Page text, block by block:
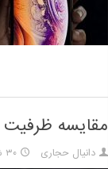
مقایسه ظرفیت باتری و
دانیال حجاری ۳۰ شهریور ۱۳۹۷ ساعت ۰۹:۳۵